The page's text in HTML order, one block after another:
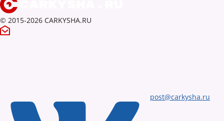
© 2015-2026 CARKYSHA.RU
post@carkysha.ru